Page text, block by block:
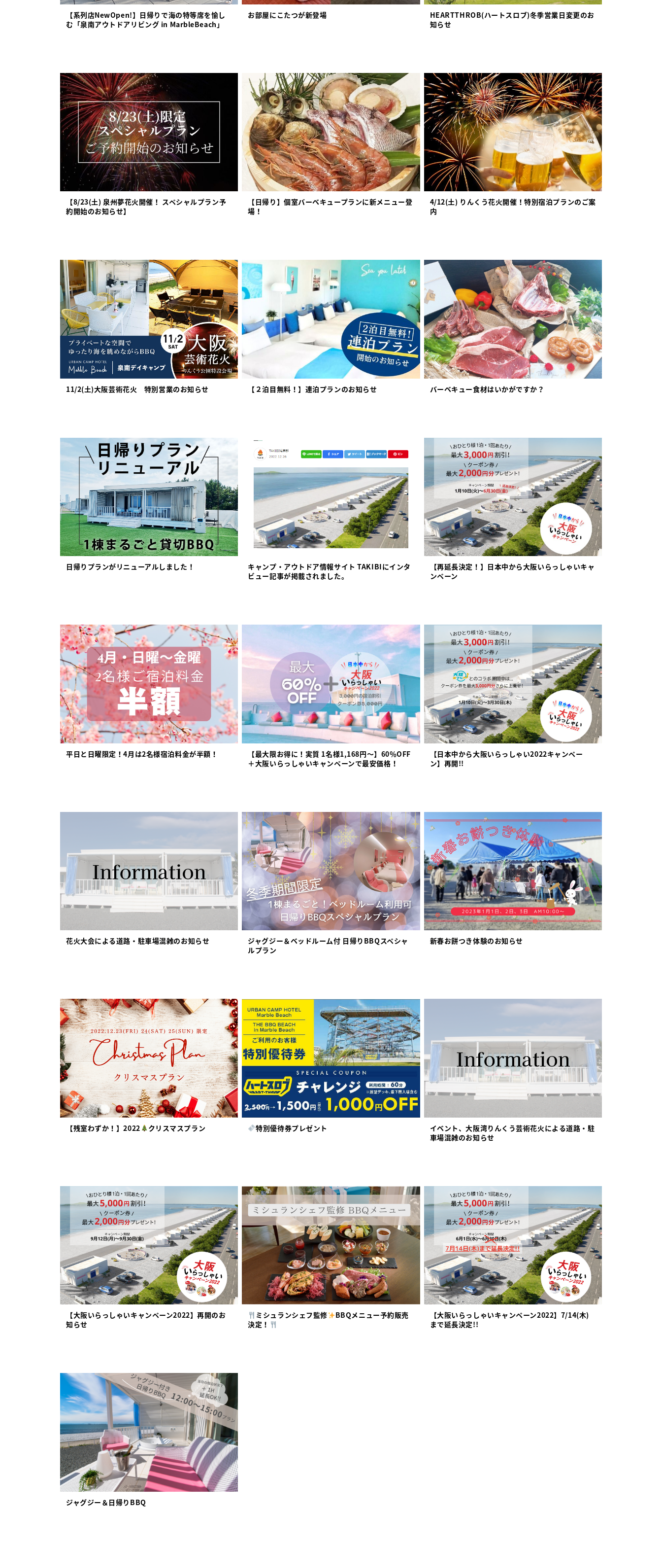
【系列店NewOpen!】日帰りで海の特等席を愉し
む「泉南アウトドアリビング in MarbleBeach」
お部屋にこたつが新登場
HEARTTHROB(ハートスロブ)冬季営業日変更のお
知らせ
【8/23(土) 泉州夢花火開催！ スペシャルプラン予
約開始のお知らせ】
【日帰り】個室バーベキュープランに新メニュー登
場！
4/12(土) りんくう花火開催！特別宿泊プランのご案
内
11/2(土)大阪芸術花火 特別営業のお知らせ 【２泊目無料！】連泊プランのお知らせ バーベキュー食材はいかがですか？
日帰りプランがリニューアルしました！
キャンプ・アウトドア情報サイト TAKIBIにインタ
ビュー記事が掲載されました。
【再延長決定！】日本中から大阪いらっしゃいキャ
ンペーン
平日と日曜限定！4月は2名様宿泊料金が半額！
【最大限お得に！実質 1名様1,168円～】60％OFF
＋大阪いらっしゃいキャンペーンで最安価格！
【日本中から大阪いらっしゃい2022キャンペー
ン】再開!!
花火大会による道路・駐車場混雑のお知らせ
ジャグジー＆ベッドルーム付 日帰りBBQスペシャ
ルプラン
新春お餅つき体験のお知らせ
【残室わずか！】2022 クリスマスプラン 特別優待券プレゼント
イベント、大阪湾りんくう芸術花火による道路・駐
車場混雑のお知らせ
【大阪いらっしゃいキャンペーン2022】再開のお
知らせ
ミシュランシェフ監修
BBQメニュー予約販売
決定！
【大阪いらっしゃいキャンペーン2022】7/14(木)
まで延長決定!!
ジャグジー＆日帰りBBQ